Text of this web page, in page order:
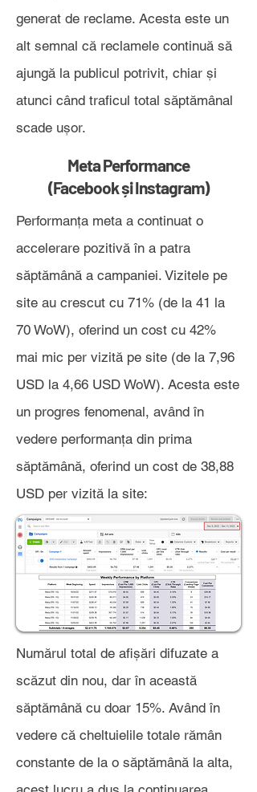
generat de reclame. Acesta este un
alt semnal că reclamele continuă să
ajungă la publicul potrivit, chiar și
atunci când traficul total săptămânal
scade ușor.
Meta Performance
(Facebook și Instagram)
Performanța meta a continuat o
accelerare pozitivă în a patra
săptămână a campaniei. Vizitele pe
site au crescut cu 71% (de la 41 la
70 WoW), oferind un cost cu 42%
mai mic per vizită pe site (de la 7,96
USD la 4,66 USD WoW). Acesta este
un progres fenomenal, având în
vedere performanța din prima
săptămână, oferind un cost de 38,88
USD per vizită la site:
Numărul total de afișări difuzate a
scăzut din nou, dar în această
săptămână cu doar 15%. Având în
vedere că cheltuielile totale rămân
constante de la o săptămână la alta,